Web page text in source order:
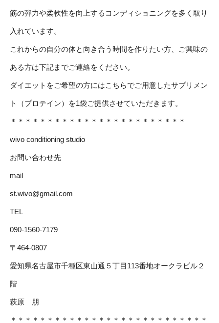
筋の弾力や柔軟性を向上するコンディショニングを多く取り
入れています。
これからの自分の体と向き合う時間を作りたい方、ご興味の
ある方は下記までご連絡をください。
ダイエットをご希望の方にはこちらでご用意したサプリメン
ト（プロテイン）を1袋ご提供させていただきます。
＊＊＊＊＊＊＊＊＊＊＊＊＊＊＊＊＊＊＊＊＊＊＊＊
wivo conditioning studio
お問い合わせ先
mail
st.wivo@gmail.com
TEL
090-1560-7179
〒464-0807
愛知県名古屋市千種区東山通５丁目113番地オークラビル２
階
萩原 朋
＊＊＊＊＊＊＊＊＊＊＊＊＊＊＊＊＊＊＊＊＊＊＊＊＊＊＊